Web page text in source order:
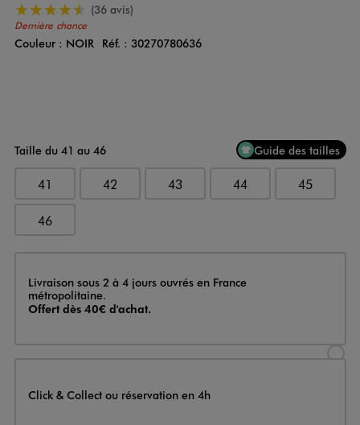
Dernière chance
4.5/5 de moyenne
(36 avis)
Couleur
Couleur : NOIR Réf. : 30270780636
Taille du 41 au 46 Guide des tailles
41 42 43 44 45
46
Livraison
Livraison sous 2 à 4 jours ouvrés en France
métropolitaine.
Offert dès 40€ d'achat.
Click & Collect ou réservation en 4h